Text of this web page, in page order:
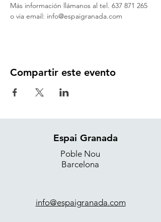
Más información llámanos al tel. 637 871 265
o via email: info@espaigranada.com
Compartir este evento
Espai Granada
Poble Nou
Barcelona
info@espaigranada.com